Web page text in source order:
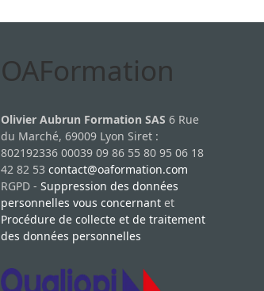
OAFormation
Olivier Aubrun Formation SAS 6 Rue
du Marché, 69009 Lyon Siret :
802192336 00039 09 86 55 80 95 06 18
42 82 53 contact@oaformation.com
RGPD - Suppression des données
personnelles vous concernant et
Procédure de collecte et de traitement
des données personnelles